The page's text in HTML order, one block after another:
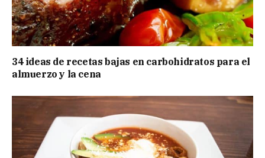
34 ideas de recetas bajas en carbohidratos para el
almuerzo y la cena